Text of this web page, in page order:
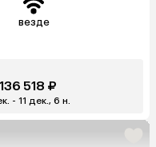
везде
518 ₽
- 11 дек., 6 н.